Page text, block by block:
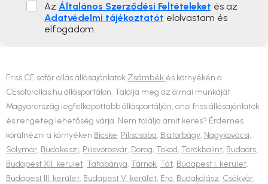
Az Általános Szerződési Feltételeket és az
Adatvédelmi tájékoztatót elolvastam és
elfogadom.
Friss CE sofőr állás állásajánlatok Zsámbék és környékén a
CEsoforallas.hu állásportálon. Találja meg az álmai munkáját
Magyarország legfelkapottabb állásportálján, ahol friss állásajánlatok
és rengeteg lehetőség várja. Nem találja amit keres? Érdemes
körülnézni a környéken Bicske, Piliscsaba, Biatorbágy, Nagykovácsi,
Solymár, Budakeszi, Pilisvörösvár, Dorog, Tokod, Törökbálint, Budaörs,
Budapest XII. kerület, Tatabánya, Tárnok, Tát, Budapest I. kerület,
Budapest III. kerület, Budapest V. kerület, Érd, Budakalász, Csákvár,